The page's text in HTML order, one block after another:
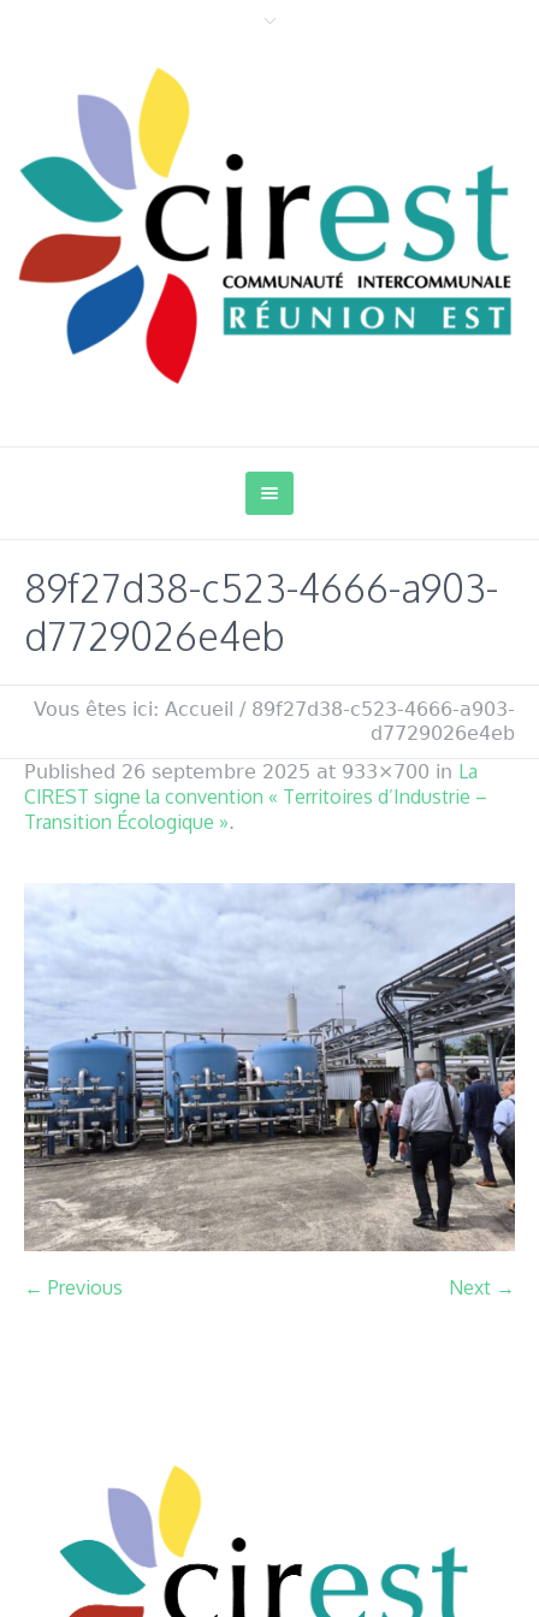
89f27d38-c523-4666-a903-
d7729026e4eb
Vous êtes ici: Accueil / 89f27d38-c523-4666-a903-
d7729026e4eb
Published 26 septembre 2025 at 933×700 in La
CIREST signe la convention « Territoires d’Industrie –
Transition Écologique ».
← Previous Next →